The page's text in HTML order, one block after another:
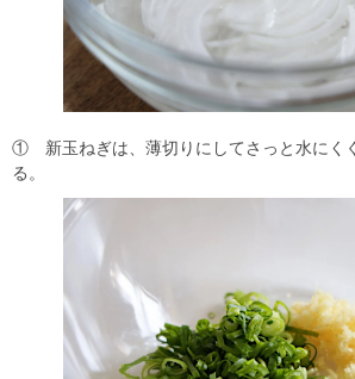
① 新玉ねぎは、薄切りにしてさっと水にく
る。